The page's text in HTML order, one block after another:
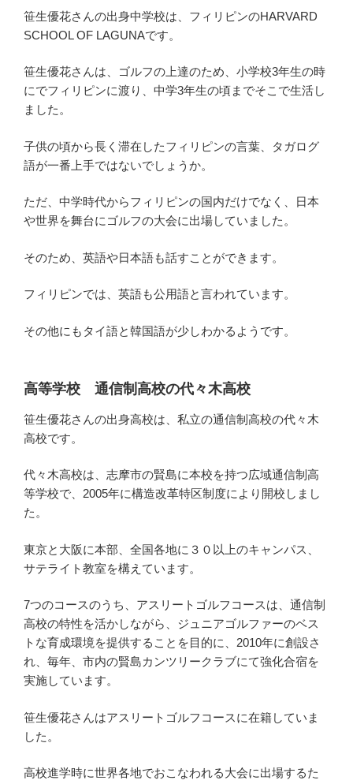
笹生優花さんの出身中学校は、フィリピンのHARVARD
SCHOOL OF LAGUNAです。
笹生優花さんは、ゴルフの上達のため、小学校3年生の時
にでフィリピンに渡り、中学3年生の頃までそこで生活し
ました。
子供の頃から長く滞在したフィリピンの言葉、タガログ
語が一番上手ではないでしょうか。
ただ、中学時代からフィリピンの国内だけでなく、日本
や世界を舞台にゴルフの大会に出場していました。
そのため、英語や日本語も話すことができます。
フィリピンでは、英語も公用語と言われています。
その他にもタイ語と韓国語が少しわかるようです。
高等学校 通信制高校の代々木高校
笹生優花さんの出身高校は、私立の通信制高校の代々木
高校です。
代々木高校は、志摩市の賢島に本校を持つ広域通信制高
等学校で、2005年に構造改革特区制度により開校しまし
た。
東京と大阪に本部、全国各地に３０以上のキャンパス、
サテライト教室を構えています。
7つのコースのうち、アスリートゴルフコースは、通信制
高校の特性を活かしながら、ジュニアゴルファーのベス
トな育成環境を提供することを目的に、2010年に創設さ
れ、毎年、市内の賢島カンツリークラブにて強化合宿を
実施しています。
笹生優花さんはアスリートゴルフコースに在籍していま
した。
高校進学時に世界各地でおこなわれる大会に出場するた